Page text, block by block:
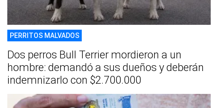
PERRITOS MALVADOS
Dos perros Bull Terrier mordieron a un
hombre: demandó a sus dueños y deberán
indemnizarlo con $2.700.000